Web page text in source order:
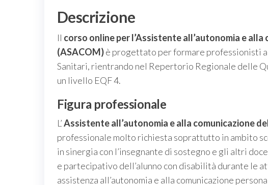
Descrizione
Il corso online per l’Assistente all’autonomia e
(ASACOM)è progettato per formare professionisti
Sanitari, rientrando nel Repertorio Regionale delle
un livello EQF 4.
Figura professionale
L’Assistente all’autonomia e alla comunicazione
professionale molto richiesta soprattutto in ambito
in sinergia con l’insegnante di sostegno e gli altri
e partecipativo dell’alunno con disabilità durante le
assistenza all’autonomia e alla comunicazione